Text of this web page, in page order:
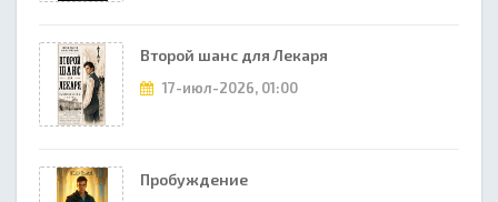
Второй шанс для Лекаря
17-июл-2026, 01:00
Пробуждение